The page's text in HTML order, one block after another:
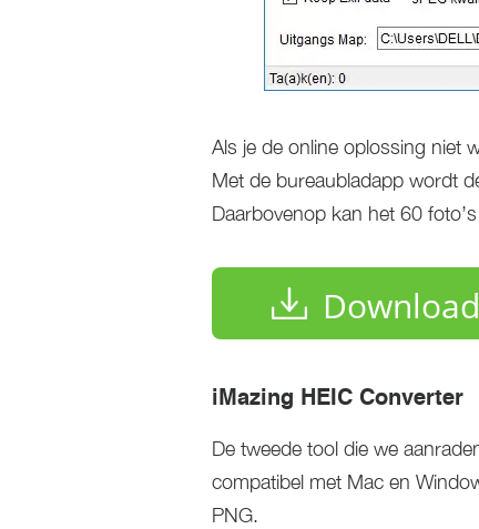
Als je de online oplossing niet
Met de bureaubladapp wordt
Daarbovenop kan het 60
Download
iMazing HEIC Converter
De tweede tool die we
compatibel met Mac en
PNG.